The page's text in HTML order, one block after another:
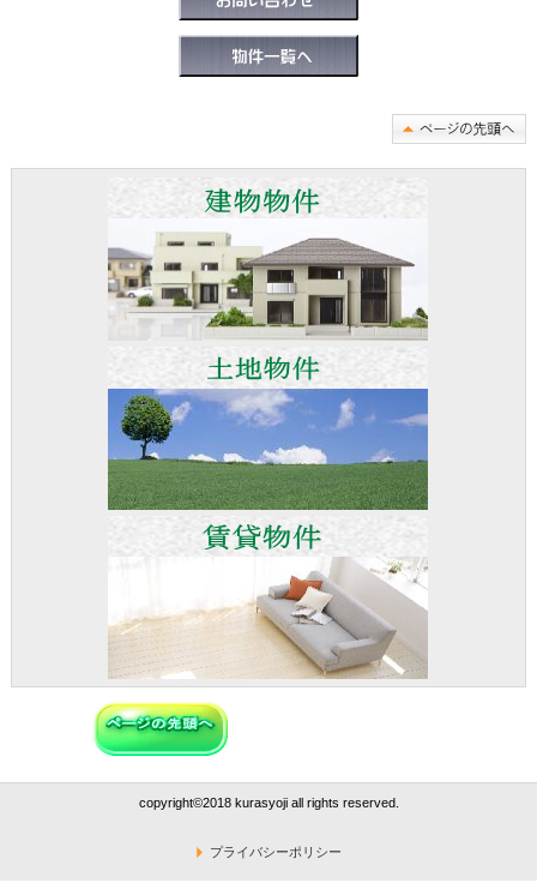
copyright©2018 kurasyoji all rights reserved.
プライバシーポリシー